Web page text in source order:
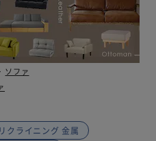
ソファ
クライニング 金属